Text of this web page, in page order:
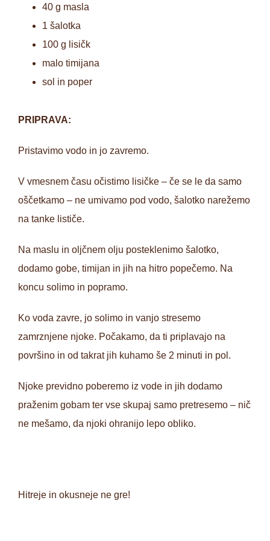
40 g masla
1 šalotka
100 g lisičk
malo timijana
sol in poper
PRIPRAVA:
Pristavimo vodo in jo zavremo.
V vmesnem času očistimo lisičke – če se le da samo
oščetkamo – ne umivamo pod vodo, šalotko narežemo
na tanke lističe.
Na maslu in oljčnem olju posteklenimo šalotko,
dodamo gobe, timijan in jih na hitro popečemo. Na
koncu solimo in popramo.
Ko voda zavre, jo solimo in vanjo stresemo
zamrznjene njoke. Počakamo, da ti priplavajo na
površino in od takrat jih kuhamo še 2 minuti in pol.
Njoke previdno poberemo iz vode in jih dodamo
praženim gobam ter vse skupaj samo pretresemo – nič
ne mešamo, da njoki ohranijo lepo obliko.
Hitreje in okusneje ne gre!